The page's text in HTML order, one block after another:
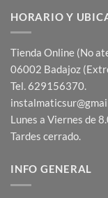
HORARIO Y
Tienda Online (No
06002 Badajoz
Tel. 629156370.
Lunes a Viernes de
Tardes cerrado.
INFO GENERAL